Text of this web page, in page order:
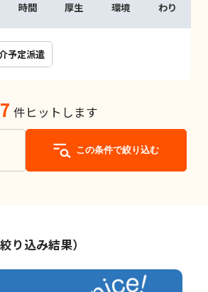
時間
厚生
環境
わり
予定派遣
7 件ヒットします
この条件で絞り込む
り込み結果）